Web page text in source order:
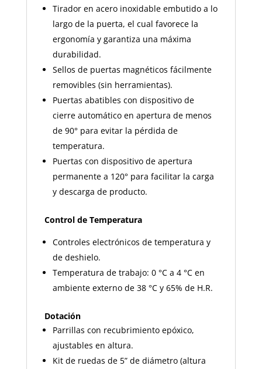
Tirador en acero inoxidable embutido a lo
largo de la puerta, el cual favorece la
ergonomía y garantiza una máxima
durabilidad.
Sellos de puertas magnéticos fácilmente
removibles (sin herramientas).
Puertas abatibles con dispositivo de
cierre automático en apertura de menos
de 90° para evitar la pérdida de
temperatura.
Puertas con dispositivo de apertura
permanente a 120° para facilitar la carga
y descarga de producto.
Control de Temperatura
Controles electrónicos de temperatura y
de deshielo.
Temperatura de trabajo: 0 °C a 4 °C en
ambiente externo de 38 °C y 65% de H.R.
Dotación
Parrillas con recubrimiento epóxico,
ajustables en altura.
Kit de ruedas de 5” de diámetro (altura